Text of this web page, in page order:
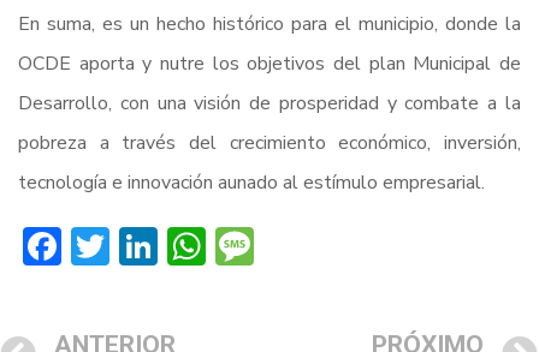
En suma, es un hecho histórico para el municipio, donde la
OCDE aporta y nutre los objetivos del plan Municipal de
Desarrollo, con una visión de prosperidad y combate a la
pobreza a través del crecimiento económico, inversión,
tecnología e innovación aunado al estímulo empresarial.
Facebook
Twitter
LinkedIn
WhatsApp
ANTERIOR PRÓXIMO